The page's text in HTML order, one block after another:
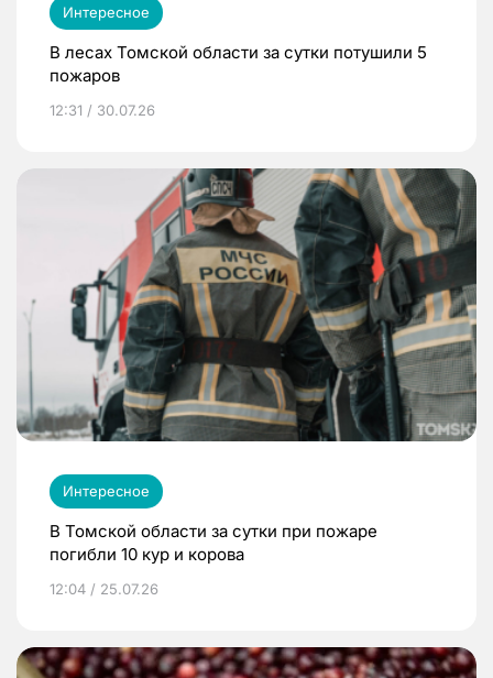
Интересное
В лесах Томской области за сутки потушили 5
пожаров
12:31 / 30.07.26
Интересное
В Томской области за сутки при пожаре
погибли 10 кур и корова
12:04 / 25.07.26